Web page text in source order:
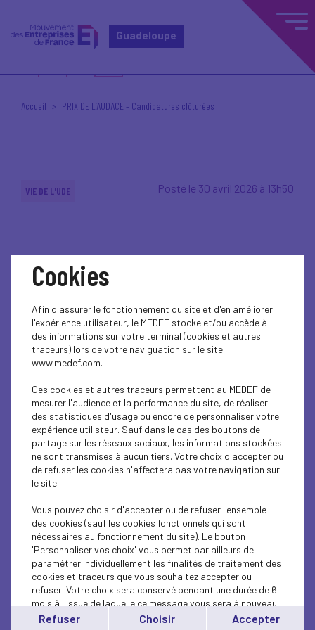
Guadeloupe
Accueil PRIX DE L’AUDACE – Candidatures clôturées
VIE DE L'UDE Posté le 30 avril 2026 à 13h50
PRIX DE L’AUDACE –
Candidatures clôturées
Les candidatures pour le Prix de l’Audace 2026 sont
désormais fermées.
Merci à toutes les entreprises qui ont participé et partagé
leurs projets.
Remise du prix le 25 juin 2026
À la clé :
Cookies
Afin d'assurer le fonctionnement du site et d'en améliorer
l'expérience utilisateur, le MEDEF stocke et/ou accède à
des informations sur votre terminal (cookies et autres
traceurs) lors de votre naviguation sur le site
www.medef.com.
Ces cookies et autres traceurs permettent au MEDEF de
mesurer l'audience et la performance du site, de réaliser
des statistiques d'usage ou encore de personnaliser votre
expérience utilisteur. Sauf dans le cas des boutons de
partage sur les réseaux sociaux, les informations stockées
ne sont transmises à aucun tiers. Votre choix d'accepter ou
de refuser les cookies n'affectera pas votre navigation sur
le site.
Vous pouvez choisir d'accepter ou de refuser l'ensemble
des cookies (sauf les cookies fonctionnels qui sont
nécessaires au fonctionnement du site). Le bouton
'Personnaliser vos choix' vous permet par ailleurs de
paramétrer individuellement les finalités de traitement des
cookies et traceurs que vous souhaitez accepter ou
refuser. Votre choix sera conservé pendant une durée de 6
mois à l'issue de laquelle ce message vous sera à nouveau
affiché..
Refuser Choisir Accepter